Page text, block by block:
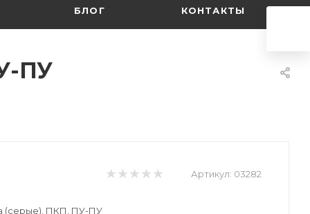
БЛОГ КОНТАКТЫ
ПУ
Артикул: 03282
(серые), ПКП, ПУ-ПУ